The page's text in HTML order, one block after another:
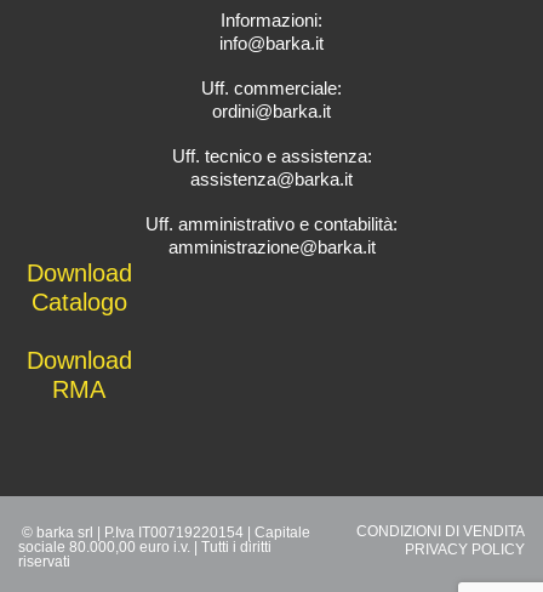
Informazioni:
info@barka.it
Uff. commerciale:
ordini@barka.it
Uff. tecnico e assistenza:
assistenza@barka.it
Uff. amministrativo e contabilità:
amministrazione@barka.it
Download
Catalogo
Download
RMA
© barka srl | P.Iva IT00719220154 | Capitale
sociale 80.000,00 euro i.v. | Tutti i diritti
riservati
CONDIZIONI DI VENDITA
PRIVACY POLICY